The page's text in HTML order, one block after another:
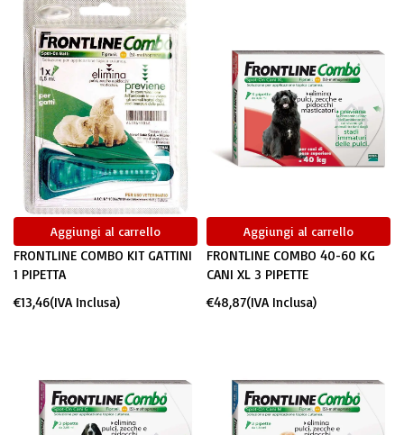
Aggiungi al carrello
FRONTLINE COMBO KIT GATTINI
1 PIPETTA
€13,46(IVA Inclusa)
Aggiungi al carrello
FRONTLINE COMBO 40-60 KG
CANI XL 3 PIPETTE
€48,87(IVA Inclusa)